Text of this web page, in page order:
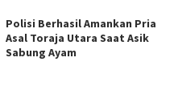
Polisi Berhasil Amankan Pria
Asal Toraja Utara Saat Asik
Sabung Ayam